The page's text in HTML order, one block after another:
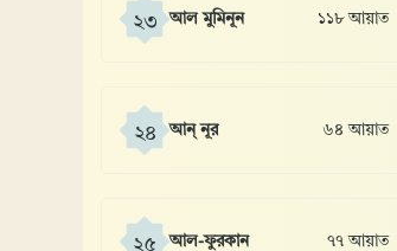
২৩ আল মুমিনূন ১১৮ আয়াত
২৪ আন্ নূর ৬৪ আয়াত
২৫ আল-ফুরকান ৭৭ আয়াত